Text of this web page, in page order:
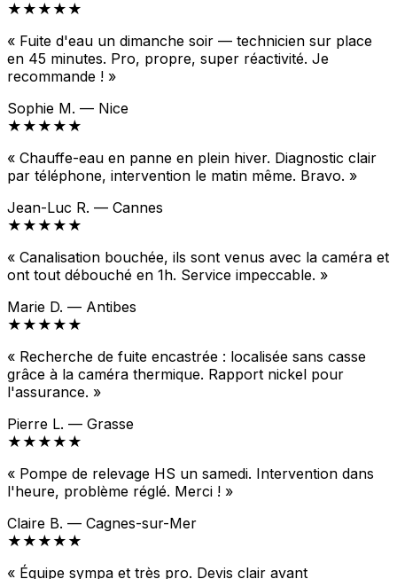
★★★★★
« Fuite d'eau un dimanche soir — technicien sur place
en 45 minutes. Pro, propre, super réactivité. Je
recommande ! »
Sophie M. — Nice
★★★★★
« Chauffe-eau en panne en plein hiver. Diagnostic clair
par téléphone, intervention le matin même. Bravo. »
Jean-Luc R. — Cannes
★★★★★
« Canalisation bouchée, ils sont venus avec la caméra et
ont tout débouché en 1h. Service impeccable. »
Marie D. — Antibes
★★★★★
« Recherche de fuite encastrée : localisée sans casse
grâce à la caméra thermique. Rapport nickel pour
l'assurance. »
Pierre L. — Grasse
★★★★★
« Pompe de relevage HS un samedi. Intervention dans
l'heure, problème réglé. Merci ! »
Claire B. — Cagnes-sur-Mer
★★★★★
« Équipe sympa et très pro. Devis clair avant